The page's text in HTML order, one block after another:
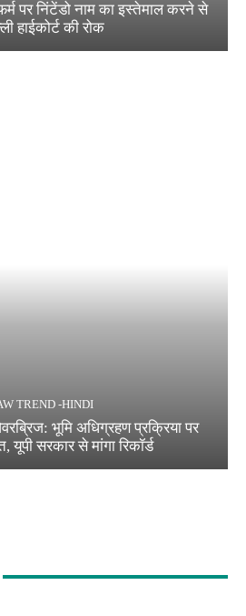
पर निंटेंडो नाम का इस्तेमाल करने से
हाईकोर्ट की रोक
TREND -HINDI
भूमि अधिग्रहण प्रक्रिया पर
यूपी सरकार से मांगा रिकॉर्ड